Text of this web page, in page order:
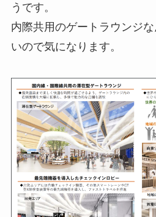
うです。
内際共用のゲートラウンジ
いので気になります。